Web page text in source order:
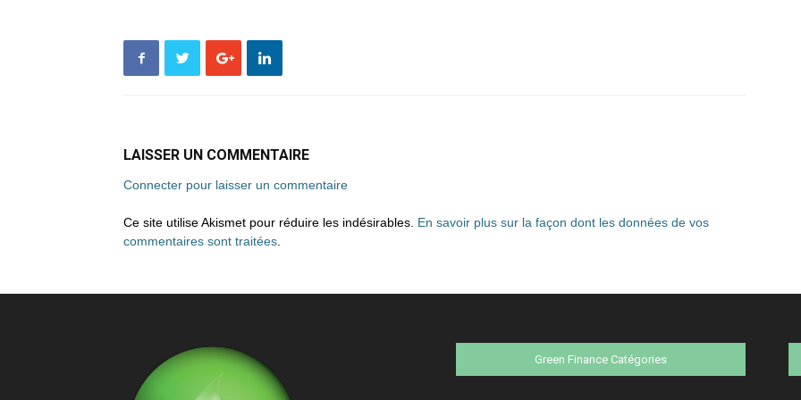
LAISSER UN COMMENTAIRE
Connecter pour laisser un commentaire
Ce site utilise Akismet pour réduire les indésirables. En savoir plus sur la façon dont les données de vos
commentaires sont traitées
Green Finance Catégories